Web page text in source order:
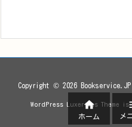
Copyright © 2026
WordPress Luxeritas Theme

ホーム メ